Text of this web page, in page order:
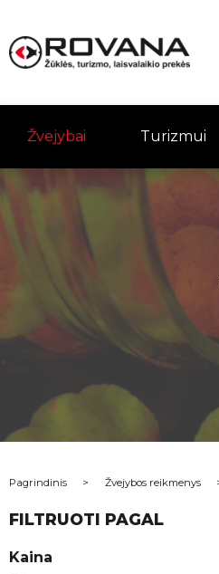
Žvejybai Turizmui
Pagrindinis Žvejybos reikmenys
FILTRUOTI PAGAL
Kaina